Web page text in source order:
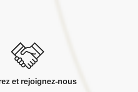
et rejoignez-nous